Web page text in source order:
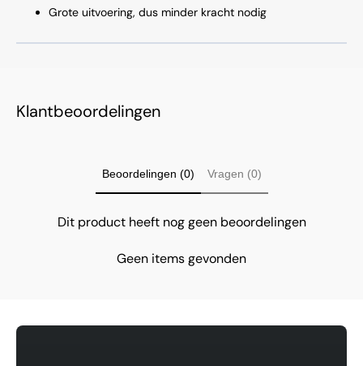
Grote uitvoering, dus minder kracht nodig
Klantbeoordelingen
Beoordelingen (0) Vragen (0)
Dit product heeft nog geen beoordelingen
Geen items gevonden